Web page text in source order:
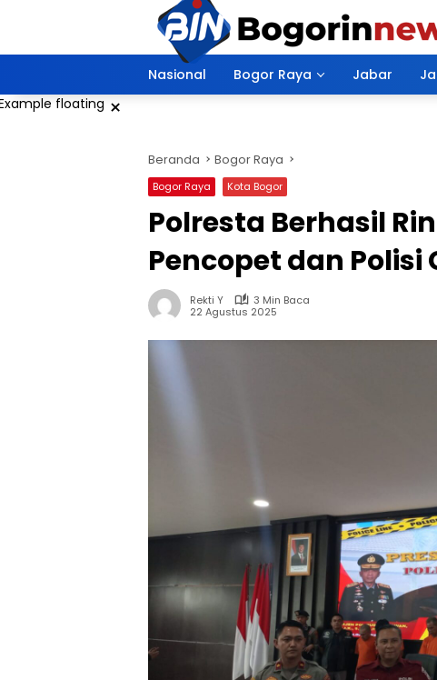
Nasional Bogor Raya Jabar
×
Beranda Bogor Raya
Bogor Raya Kota Bogor
Polresta Berhasil
Pencopet dan Polisi
Rekti Y
3 Min Baca
22 Agustus 2025